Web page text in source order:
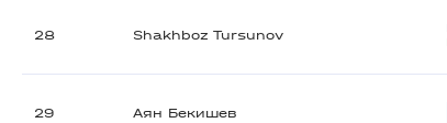
28 Shakhboz Tursunov
29 Аян Бекишев